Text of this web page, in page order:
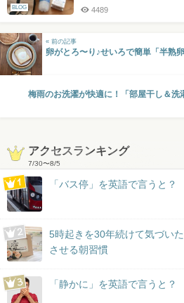
BLOG 4489
« 前の記事
卵がとろ〜り♪せいろで簡単「半熟
梅雨のお洗濯が快適に！「部屋干し＆洗
アクセスランキング
7/30〜8/5
「バス停」を英語で言うと？
5時起きを30年続けて気づい
させる朝習慣
「静かに」を英語で言うと？